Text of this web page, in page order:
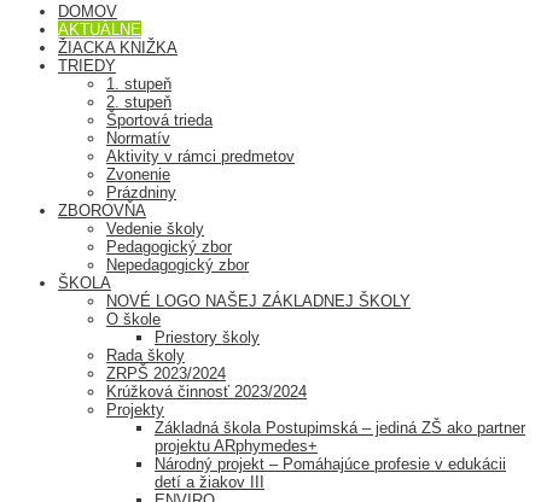
DOMOV
AKTUÁLNE
ŽIACKA KNIŽKA
TRIEDY
1. stupeň
2. stupeň
Športová trieda
Normatív
Aktivity v rámci predmetov
Zvonenie
Prázdniny
ZBOROVŇA
Vedenie školy
Pedagogický zbor
Nepedagogický zbor
ŠKOLA
NOVÉ LOGO NAŠEJ ZÁKLADNEJ ŠKOLY
O škole
Priestory školy
Rada školy
ZRPŠ 2023/2024
Krúžková činnosť 2023/2024
Projekty
Základná škola Postupimská – jediná ZŠ ako partner
projektu ARphymedes+
Národný projekt – Pomáhajúce profesie v edukácii
detí a žiakov III